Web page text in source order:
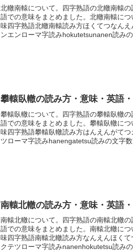
北轍南轅について。四字熟語の北轍南轅
語での意味をまとめました。北轍南轅に
味四字熟語北轍南轅読み方ほくてつなん
ンエンローマ字読みhokutetsunanen読み
攀轅臥轍の読み方・意味・英語
攀轅臥轍について。四字熟語の攀轅臥轍
語での意味をまとめました。攀轅臥轍に
味四字熟語攀轅臥轍読み方はんえんがて
ツローマ字読みhanengatetsu読みの文字数
南轅北轍の読み方・意味・英語
南轅北轍について。四字熟語の南轅北轍
語での意味をまとめました。南轅北轍に
味四字熟語南轅北轍読み方なんえんほく
クテツローマ字読みnanenhokutetsu読みの